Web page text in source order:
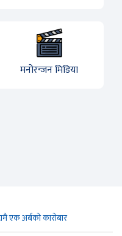
मनोरन्जन मिडिया
एक अर्बको कारोबार